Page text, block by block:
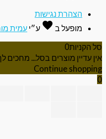
הצהרת נגישות
מופעל בfavoriteאהבה
ע״יעמית מורנו
הקניות0
עדיין מוצרים בסל... מחכים לך ;)
Continue